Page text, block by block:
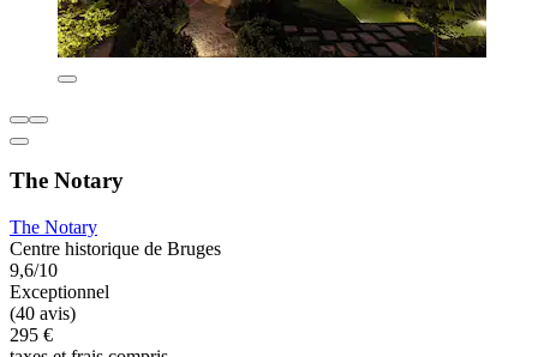
The Notary
The Notary
Centre historique de Bruges
9,6/10
Exceptionnel
(40 avis)
295 €